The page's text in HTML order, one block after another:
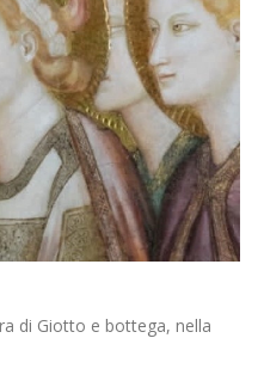
di Giotto e bottega, nella